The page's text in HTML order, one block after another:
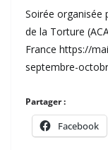
Soirée organisée
de la Torture
France https://
septembre-
Partager :
Facebook